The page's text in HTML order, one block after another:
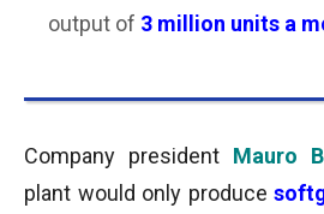
output of 3 million units a
Company president Mauro
plant would only produce